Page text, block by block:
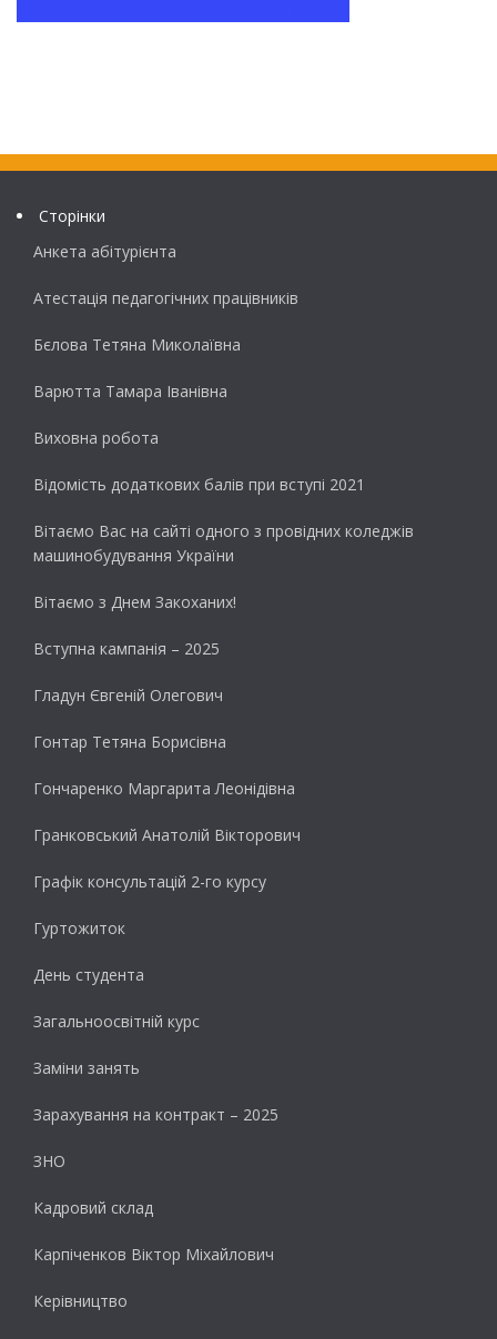
Сторінки
Анкета абітурієнта
Атестація педагогічних працівників
Бєлова Тетяна Миколаївна
Варютта Тамара Іванівна
Виховна робота
Відомість додаткових балів при вступі 2021
Вітаємо Вас на сайті одного з провідних коледжів
машинобудування України
Вітаємо з Днем Закоханих!
Вступна кампанія – 2025
Гладун Євгеній Олегович
Гонтар Тетяна Борисівна
Гончаренко Маргарита Леонідівна
Гранковський Анатолій Вікторович
Графік консультацій 2-го курсу
Гуртожиток
День студента
Загальноосвітній курс
Заміни занять
Зарахування на контракт – 2025
ЗНО
Кадровий склад
Карпіченков Віктор Міхайлович
Керівництво